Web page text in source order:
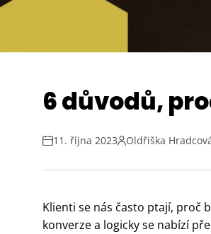
6 důvodů,
11. října 2023 Oldřiška
Klienti se nás často ptají, proč
konverze a logicky se nabízí